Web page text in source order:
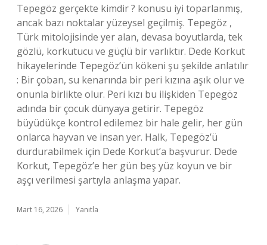
Tepegöz gerçekte kimdir ? konusu iyi toparlanmış,
ancak bazı noktalar yüzeysel geçilmiş. Tepegöz ,
Türk mitolojisinde yer alan, devasa boyutlarda, tek
gözlü, korkutucu ve güçlü bir varlıktır. Dede Korkut
hikayelerinde Tepegöz’ün kökeni şu şekilde anlatılır
: Bir çoban, su kenarında bir peri kızına aşık olur ve
onunla birlikte olur. Peri kızı bu ilişkiden Tepegöz
adında bir çocuk dünyaya getirir. Tepegöz
büyüdükçe kontrol edilemez bir hale gelir, her gün
onlarca hayvan ve insan yer. Halk, Tepegöz’ü
durdurabilmek için Dede Korkut’a başvurur. Dede
Korkut, Tepegöz’e her gün beş yüz koyun ve bir
aşçı verilmesi şartıyla anlaşma yapar.
Mart 16, 2026 Yanıtla